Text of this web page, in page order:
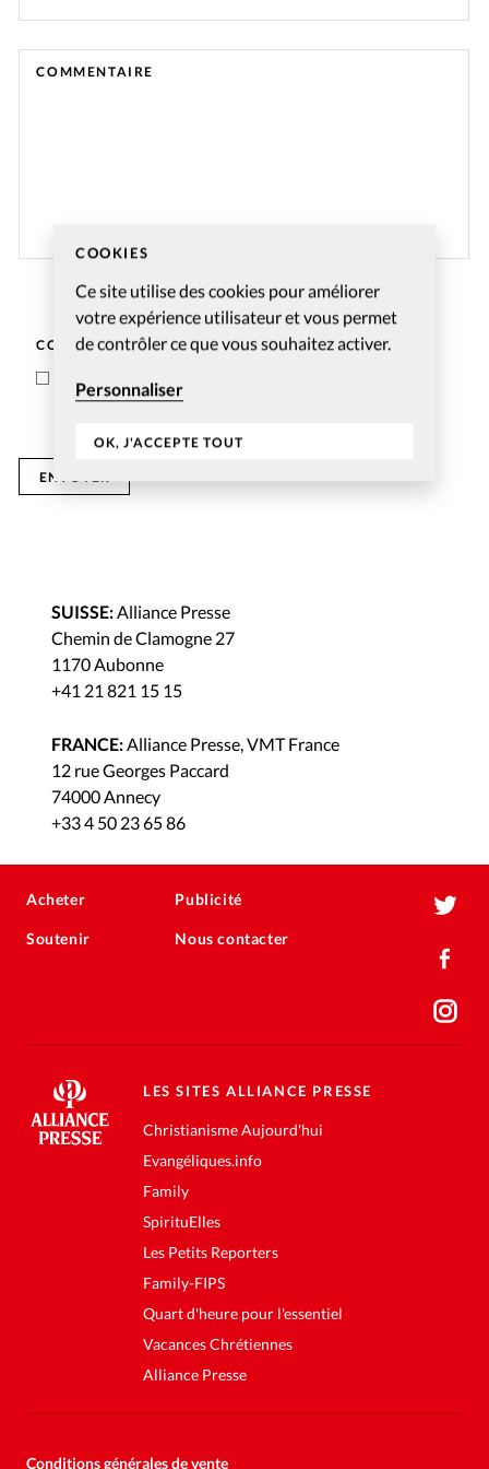
COOKIES
Ce site utilise des cookies pour améliorer
votre expérience utilisateur et vous permet
de contrôler ce que vous souhaitez activer.
Personnaliser
OK, J'ACCEPTE TOUT
COMMENTAIRE
CONDITIONS GÉNÉRALES
J’accepte lesconditions de gestion des données
personnelles.
ENVOYER
SUISSE:Alliance Presse
Chemin de Clamogne 27
1170 Aubonne
+41 21 821 15 15
FRANCE:Alliance Presse, VMT France
12 rue Georges Paccard
74000 Annecy
+33 4 50 23 65 86
Acheter
Soutenir
Publicité
Nous contacter
LES SITES ALLIANCE PRESSE
Christianisme Aujourd'hui
Evangéliques.info
Family
SpirituElles
Les Petits Reporters
Family-FIPS
Quart d'heure pour l'essentiel
Vacances Chrétiennes
Alliance Presse
Conditions générales de vente